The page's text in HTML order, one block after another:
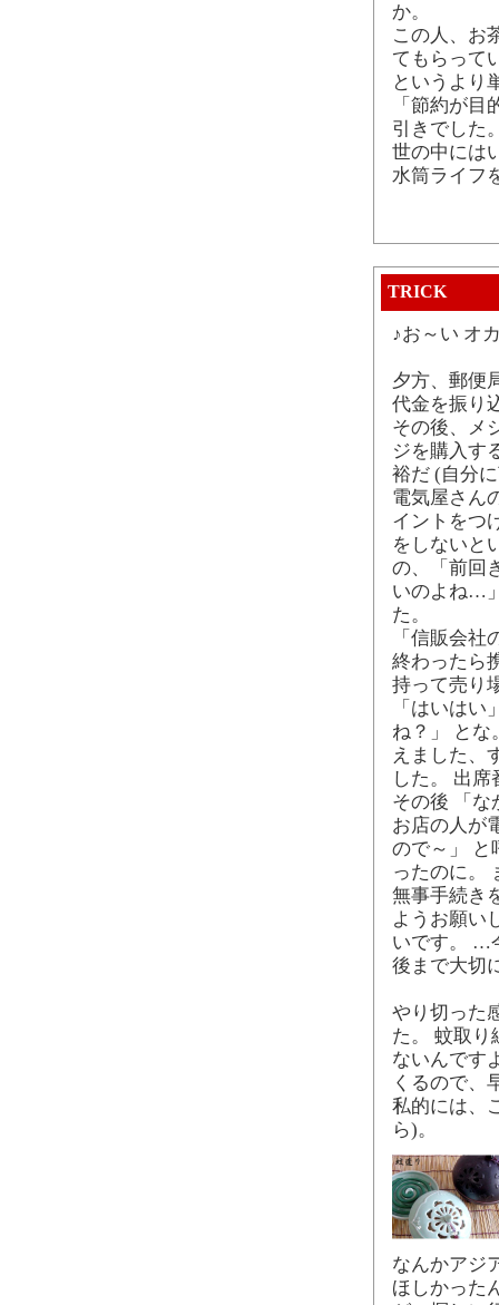
か。
この人、お
てもらって
というよ
「節約が
引きでした
世の中には
水筒ライフ
TRICK
♪お～い オ
夕方、郵便
代金を振り
その後、メ
ジを購入す
裕だ (自分
電気屋さん
イントをつ
をしないと
の、「前回
いのよね…
た。
「信販会
終わったら
持って売り
「はいは
ね？」 とな
えました、
した。 出
その後 「な
お店の人が
ので～」
ったのに。
無事手続き
ようお願い
いです。 …
後まで大切
やり切った
た。 蚊取り
ないんです
くるので、
私的には、
ら)。
なんかアジ
ほしかった